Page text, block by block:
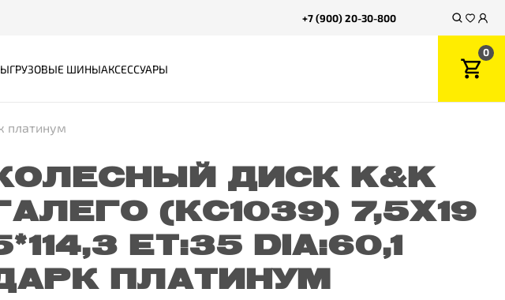
+7 (900) 20-30-800
ГРУЗОВЫЕ ШИНЫАКСЕССУАРЫ
0
платинум
ДИСК K&K
(КС1039) 7,5X19
ET:35 DIA:60,1
ПЛАТИНУМ